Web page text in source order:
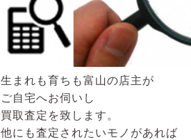
生まれも育ちも富山の店主が
ご自宅へお伺いし
買取査定を致します。
他にも査定されたいモノがあれば